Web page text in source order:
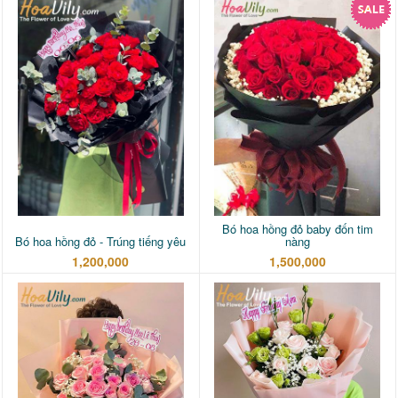
Bó hoa hồng đỏ - Trúng tiếng yêu
1,200,000
Bó hoa hồng đỏ baby đốn tim
nàng
1,500,000